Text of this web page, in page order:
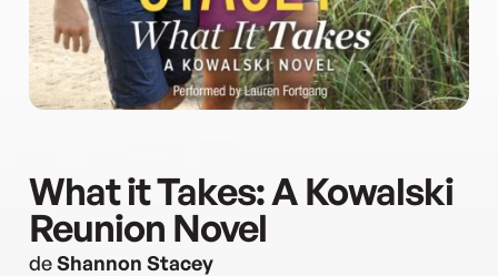
What it Takes: A Kowalski
Reunion Novel
deShannon Stacey